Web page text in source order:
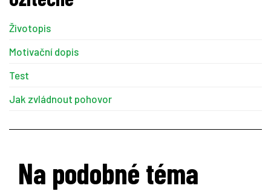
Životopis
Motivační dopis
Test
Jak zvládnout pohovor
Na podobné téma